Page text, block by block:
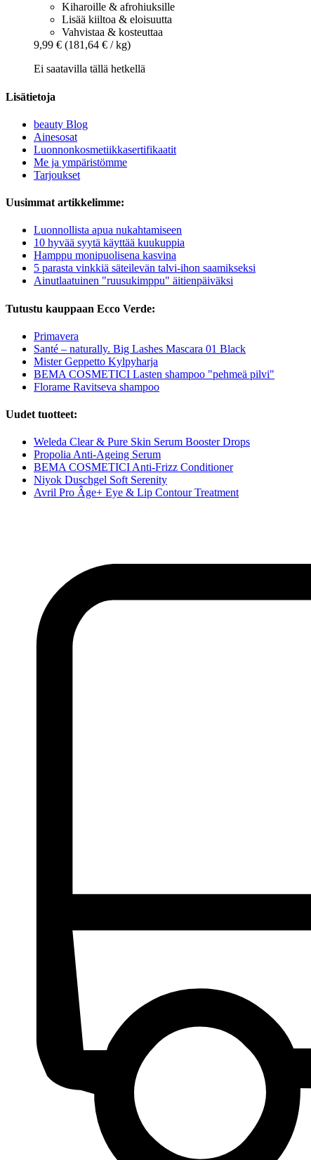
Kiharoille & afrohiuksille
Lisää kiiltoa & eloisuutta
Vahvistaa & kosteuttaa
9,99 € (181,64 € / kg)
Ei saatavilla tällä hetkellä
Lisätietoja
beauty Blog
Ainesosat
Luonnonkosmetiikkasertifikaatit
Me ja ympäristömme
Tarjoukset
Uusimmat artikkelimme:
Luonnollista apua nukahtamiseen
10 hyvää syytä käyttää kuukuppia
Hamppu monipuolisena kasvina
5 parasta vinkkiä säteilevän talvi-ihon saamikseksi
Ainutlaatuinen "ruusukimppu" äitienpäiväksi
Tutustu kauppaan Ecco Verde:
Primavera
Santé – naturally. Big Lashes Mascara 01 Black
Mister Geppetto Kylpyharja
BEMA COSMETICI Lasten shampoo "pehmeä pilvi"
Florame Ravitseva shampoo
Uudet tuotteet:
Weleda Clear & Pure Skin Serum Booster Drops
Propolia Anti-Ageing Serum
BEMA COSMETICI Anti-Frizz Conditioner
Niyok Duschgel Soft Serenity
Avril Pro Âge+ Eye & Lip Contour Treatment